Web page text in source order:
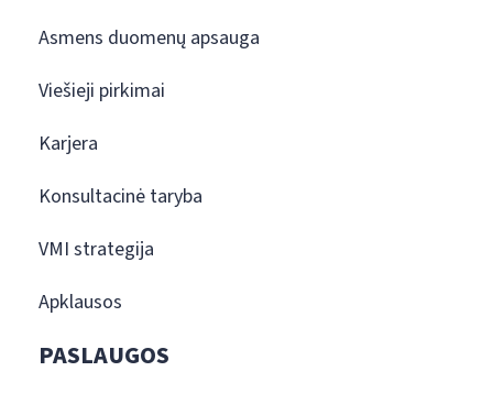
Asmens duomenų apsauga
Viešieji pirkimai
Karjera
Konsultacinė taryba
VMI strategija
Apklausos
PASLAUGOS